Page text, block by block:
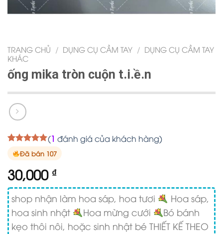
TRANG CHỦ / DỤNG CỤ CẦM TAY / DỤNG CỤ CẦM TAY
KHÁC
ống mika tròn cuộn t.i.ề.n
5.00trên 5
dựa trên
1
(1 đánh giá của khách hàng)
Đã bán 107
30,000 ₫
shop nhận làm hoa sáp, hoa tươi
Hoa sáp,
hoa sinh nhật
Hoa mừng cưới
Bó bánh
kẹo thôi nôi, hoặc sinh nhật bé THIẾT KẾ THEO